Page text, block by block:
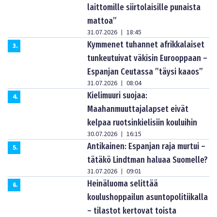
laittomille siirtolaisille punaista
mattoa”
31.07.2026 | 18:45
3.
Kymmenet tuhannet afrikkalaiset
tunkeutuivat väkisin Eurooppaan –
Espanjan Ceutassa ”täysi kaaos”
31.07.2026 | 08:04
4.
Kielimuuri suojaa:
Maahanmuuttajalapset eivät
kelpaa ruotsinkielisiin kouluihin
30.07.2026 | 16:15
5.
Antikainen: Espanjan raja murtui –
tätäkö Lindtman haluaa Suomelle?
31.07.2026 | 09:01
6.
Heinäluoma selittää
koulushoppailun asuntopolitiikalla
– tilastot kertovat toista